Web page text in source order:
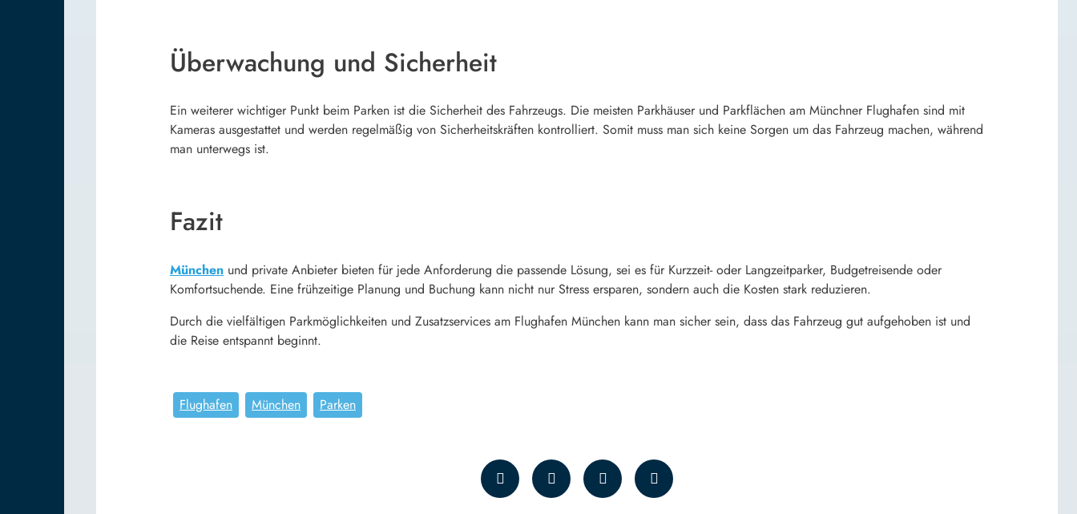
Überwachung und Sicherheit
Ein weiterer wichtiger Punkt beim Parken ist die Sicherheit des Fahrzeugs. Die meisten Parkhäuser und Parkflächen am Münchner Flughafen sind mit
Kameras ausgestattet und werden regelmäßig von Sicherheitskräften kontrolliert. Somit muss man sich keine Sorgen um das Fahrzeug machen, während
man unterwegs ist.
Fazit
München und private Anbieter bieten für jede Anforderung die passende Lösung, sei es für Kurzzeit- oder Langzeitparker, Budgetreisende oder
Komfortsuchende. Eine frühzeitige Planung und Buchung kann nicht nur Stress ersparen, sondern auch die Kosten stark reduzieren.
Durch die vielfältigen Parkmöglichkeiten und Zusatzservices am Flughafen München kann man sicher sein, dass das Fahrzeug gut aufgehoben ist und
die Reise entspannt beginnt.
Flughafen München Parken